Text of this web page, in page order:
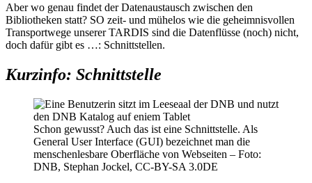
Aber wo genau findet der Datenaustausch zwischen den
Bibliotheken statt? SO zeit- und mühelos wie die geheimnisvollen
Transportwege unserer TARDIS sind die Datenflüsse (noch) nicht,
doch dafür gibt es …: Schnittstellen.
Kurzinfo: Schnittstelle
Schon gewusst? Auch das ist eine Schnittstelle. Als
General User Interface (GUI) bezeichnet man die
menschenlesbare Oberfläche von Webseiten – Foto:
DNB, Stephan Jockel, CC-BY-SA 3.0DE